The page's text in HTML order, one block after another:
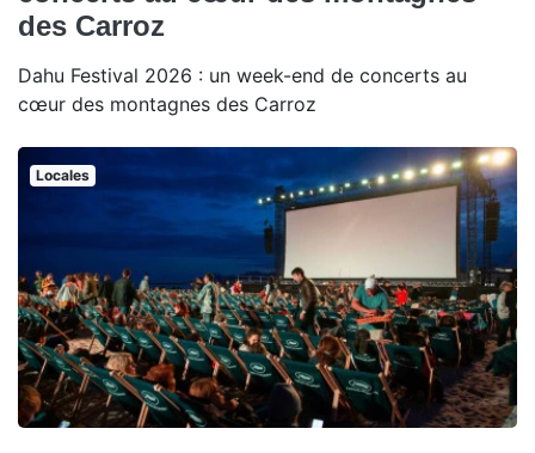
des Carroz
Dahu Festival 2026 : un week-end de concerts au
cœur des montagnes des Carroz
Locales